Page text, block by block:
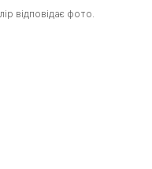
відповідає фото.
відповідає фото.